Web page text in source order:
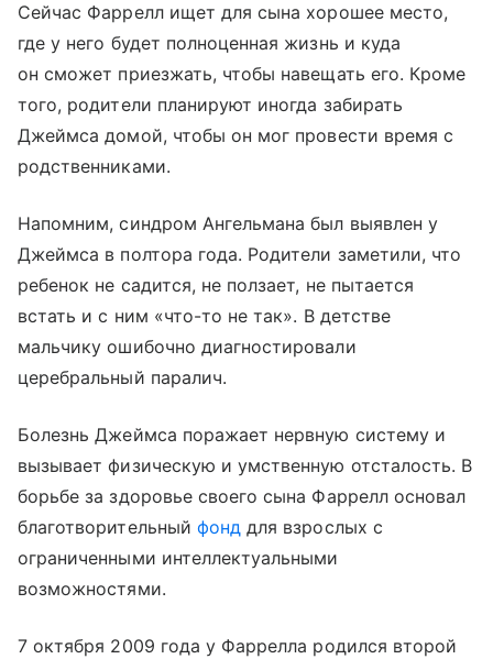
Сейчас Фаррелл ищет для сына хорошее место,
где у него будет полноценная жизнь и куда
он сможет приезжать, чтобы навещать его. Кроме
того, родители планируют иногда забирать
Джеймса домой, чтобы он мог провести время с
родственниками.
Напомним, синдром Ангельмана был выявлен у
Джеймса в полтора года. Родители заметили, что
ребенок не садится, не ползает, не пытается
встать и с ним «что-то не так». В детстве
мальчику ошибочно диагностировали
церебральный паралич.
Болезнь Джеймса поражает нервную систему и
вызывает физическую и умственную отсталость. В
борьбе за здоровье своего сына Фаррелл основал
благотворительный фонд для взрослых с
ограниченными интеллектуальными
возможностями.
7 октября 2009 года у Фаррелла родился второй